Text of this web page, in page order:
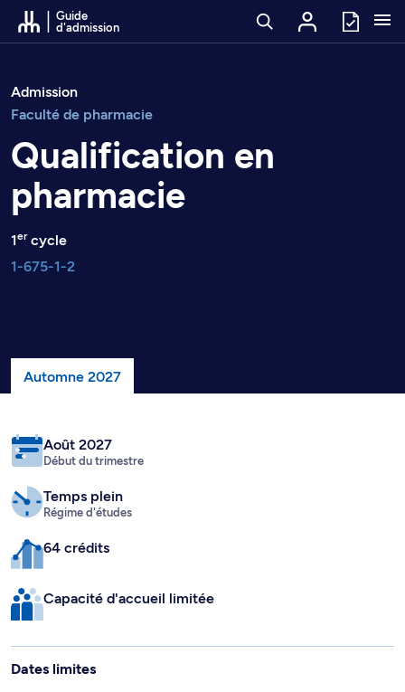
Passer au contenu
Guide
d'admission
Admission
Faculté de pharmacie
Qualification en
pharmacie
1ercycle
1-675-1-2
Automne 2027
Août 2027
Début du trimestre
Temps plein
Régime d'études
64 crédits
Capacité d'accueil limitée
Dates limites